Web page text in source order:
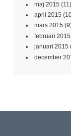
maj 2015 (11)
april 2015
mars 2015
februari 2015
januari 2015
december